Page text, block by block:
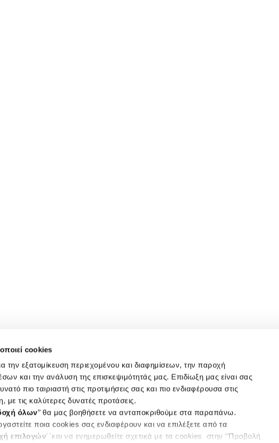
cookies
την εξατομίκευση περιεχομένου και διαφημίσεων, την παροχή
και την ανάλυση της επισκεψιμότητάς μας. Επιδίωξη μας είναι σας
πιο ταιριαστή στις προτιμήσεις σας και πιο ενδιαφέρουσα στις
με τις καλύτερες δυνατές προτάσεις.
όλων’’ θα μας βοηθήσετε να ανταποκριθούμε στα παραπάνω.
ποια cookies σας ενδιαφέρουν και να επιλέξετε από τα
επιλογών΄΄και να ενημερωθείτε σχετικά με τα cookies στην ‘’Προβολή